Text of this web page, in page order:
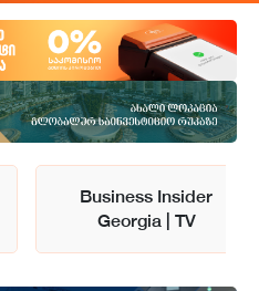
Business Insider
Georgia | TV